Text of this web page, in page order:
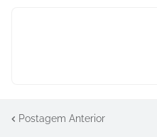
Postagem Anterior